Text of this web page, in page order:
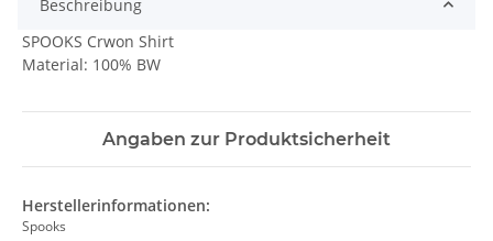
Beschreibung
SPOOKS Crwon Shirt
Material: 100% BW
Angaben zur Produktsicherheit
Herstellerinformationen:
Spooks